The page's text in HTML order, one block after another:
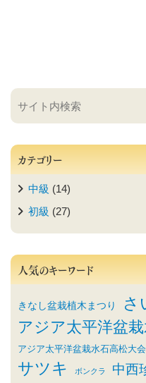
カテゴリー
中級 (14)
初級 (27)
人気のキーワード
きなし盆栽植木まつり さ
アジア太平洋盆
アジア太平洋盆栽水石高松大会
サツキ ボンクラ 中西